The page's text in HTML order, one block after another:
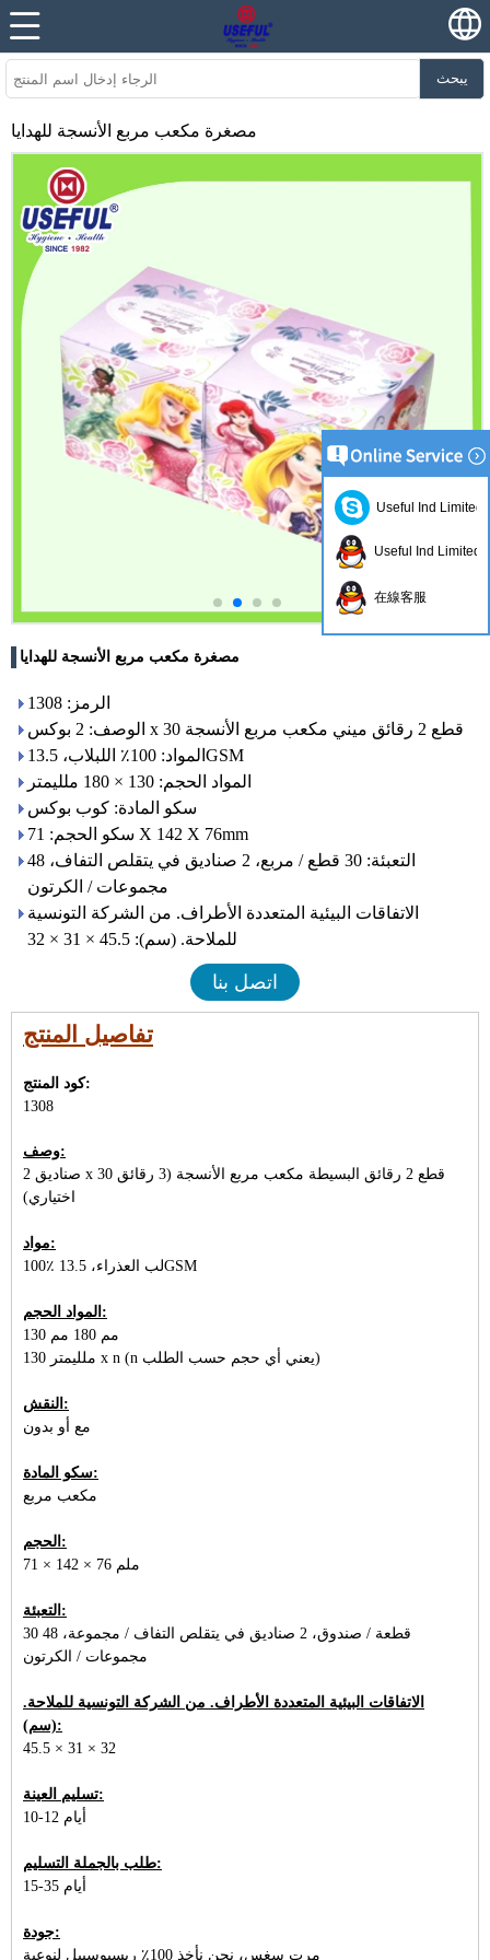
يبحث
مصغرة مكعب مربع الأنسجة للهدايا
مصغرة مكعب مربع الأنسجة للهدايا
الرمز: 1308
الوصف: 2 بوكس ​​x 30 قطع 2 رقائق ميني مكعب مربع الأنسجة
المواد: 100٪ اللبلاب، 13.5GSM
المواد الحجم: 130 × 180 ملليمتر
سكو المادة: كوب بوكس
سكو الحجم: 71 X 142 X 76mm
التعبئة: 30 قطع / مربع، 2 صناديق في يتقلص التفاف، 48
مجموعات / الكرتون
الاتفاقات البيئية المتعددة الأطراف. من الشركة التونسية
للملاحة. (سم): 45.5 × 31 × 32
اتصل بنا
تفاصيل المنتج
كود المنتج:
1308
وصف:
2 صناديق x 30 قطع 2 رقائق البسيطة مكعب مربع الأنسجة (3 رقائق
اختياري)
مواد:
100٪ لب العذراء، 13.5GSM
المواد الحجم:
130 مم 180 مم
130 ملليمتر x n (n يعني أي حجم حسب الطلب)
النقش:
سكو المادة:
مكعب مربع
الحجم:
71 × 142 × 76 ملم
التعبئة:
30 قطعة / صندوق، 2 صناديق في يتقلص التفاف / مجموعة، 48
مجموعات / الكرتون
الاتفاقات البيئية المتعددة الأطراف. من الشركة التونسية للملاحة.
(سم):
45.5 × 31 × 32
تسليم العينة:
طلب بالجملة التسليم:
15-35 أيام
جودة:
مرت سغس، نحن نأخذ 100٪ ريسبوسيبل لنوعية
Useful Ind Limited
Useful Ind Limited
在線客服